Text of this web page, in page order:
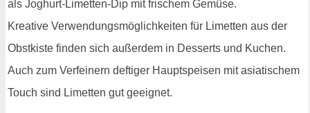
als Joghurt-Limetten-Dip mit frischem Gemüse.
Kreative Verwendungsmöglichkeiten für Limetten aus der
Obstkiste finden sich außerdem in Desserts und Kuchen.
Auch zum Verfeinern deftiger Hauptspeisen mit asiatischem
Touch sind Limetten gut geeignet.